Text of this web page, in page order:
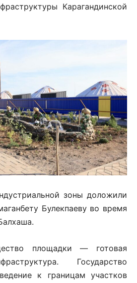
Карагандинской
зоны доложили
Булекпаеву во время
площадки — готовая
Государство
к границам участков